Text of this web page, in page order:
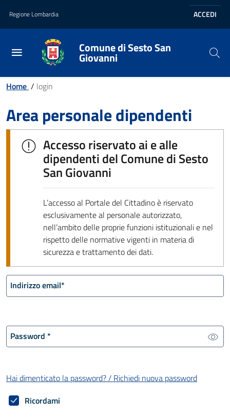
Vai al contenuto principale
Vai al footer
Regione Lombardia ACCEDI
Comune di Sesto San
Giovanni
Home / login
Area personale dipendenti
Accesso riservato ai e alle
dipendenti del Comune di Sesto
San Giovanni
L’accesso al Portale del Cittadino è riservato
esclusivamente al personale autorizzato,
nell’ambito delle proprie funzioni istituzionali e nel
rispetto delle normative vigenti in materia di
sicurezza e trattamento dei dati.
Indirizzo email*
Password *
Hai dimenticato la password? / Richiedi nuova password
Ricordami